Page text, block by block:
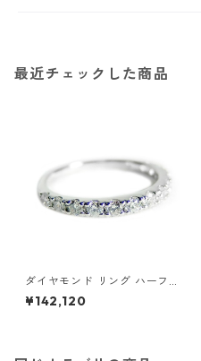
最近チェックした商品
ダイヤモンド リング ハーフエ
タニティ 0.5ct 10号 プラチナ
Pt900 0.5カラット エタニテ
¥142,120